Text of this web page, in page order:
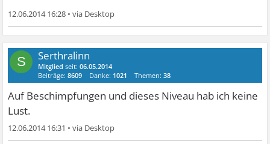
12.06.2014 16:28 •
S Serthralinn
Mitglied seit:06.05.2014
Beiträge:8609 Danke: 1021 Themen:38
Auf Beschimpfungen und dieses Niveau hab ich keine
Lust.
12.06.2014 16:31 •